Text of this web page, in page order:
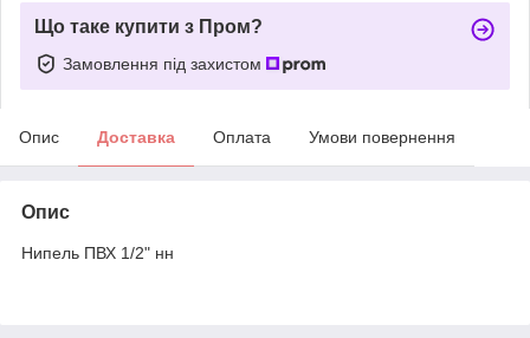
Що таке купити з Пром?
Замовлення під захистом
Опис Доставка Оплата Умови повернення
Опис
Нипель ПВХ 1/2" нн